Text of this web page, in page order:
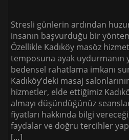
Stresli günlerin ardından
insanın başvurduğu bir
Özellikle Kadıköy masöz
temposuna ayak uydurmanın
bedensel rahatlama imkanı
Kadıköy’deki masaj
hizmetler, elde ettiğimiz
almayı düşündüğünüz
fiyatları hakkında bilgi
faydalar ve doğru tercihler
[…]